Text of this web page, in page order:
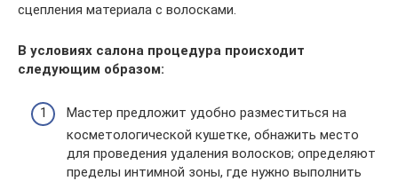
сцепления материала с волосками.
В условиях салона процедура происходит
следующим образом:
Мастер предложит удобно разместиться на
косметологической кушетке, обнажить место
для проведения удаления волосков; определяют
пределы интимной зоны, где нужно выполнить